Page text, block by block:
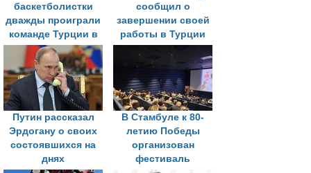
баскетболистки
дважды проиграли
команде Турции в
товарищеских
матчах
сообщил о
завершении своей
работы в Турции
Путин рассказал
Эрдогану о своих
состоявшихся на
днях
В Стамбуле к 80-
летию Победы
организован
фестиваль